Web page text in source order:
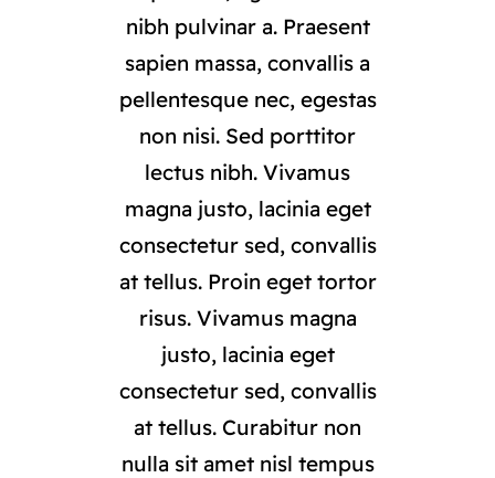
nibh pulvinar a. Praesent
sapien massa, convallis a
pellentesque nec, egestas
non nisi. Sed porttitor
lectus nibh. Vivamus
magna justo, lacinia eget
consectetur sed, convallis
at tellus. Proin eget tortor
risus. Vivamus magna
justo, lacinia eget
consectetur sed, convallis
at tellus. Curabitur non
nulla sit amet nisl tempus